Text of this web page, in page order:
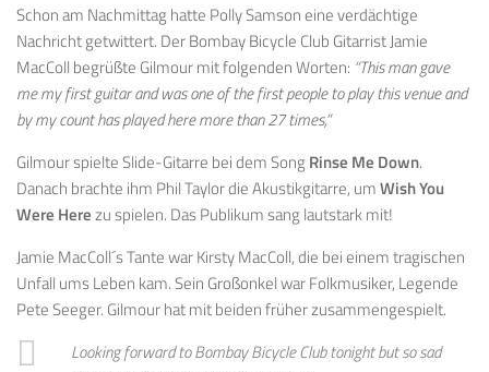
Schon am Nachmittag hatte Polly Samson eine verdächtige
Nachricht getwittert. Der Bombay Bicycle Club Gitarrist Jamie
MacColl begrüßte Gilmour mit folgenden Worten: “This man gave
me my first guitar and was one of the first people to play this venue and
by my count has played here more than 27 times,”
Gilmour spielte Slide-Gitarre bei dem SongRinse Me Down.
Danach brachte ihm Phil Taylor die Akustikgitarre, umWish You
Were Herezu spielen. Das Publikum sang lautstark mit!
Jamie MacColl´s Tante war Kirsty MacColl, die bei einem tragischen
Unfall ums Leben kam. Sein Großonkel war Folkmusiker, Legende
Pete Seeger. Gilmour hat mit beiden früher zusammengespielt.
Looking forward to Bombay Bicycle Club tonight but so sad